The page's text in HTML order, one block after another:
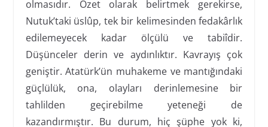
olmasıdır. Özet olarak belirtmek gerekirse,
Nutuk’taki üslûp, tek bir kelimesinden fedakârlık
edilemeyecek kadar ölçülü ve tabiîdir.
Düşünceler derin ve aydınlıktır. Kavrayış çok
geniştir. Atatürk’ün muhakeme ve mantığındaki
güçlülük, ona, olayları derinlemesine bir
tahlilden geçirebilme yeteneği de
kazandırmıştır. Bu durum, hiç şüphe yok ki,